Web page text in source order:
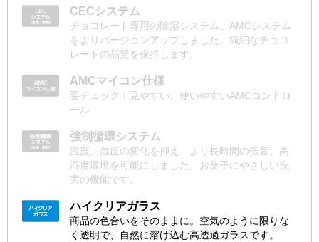
CECシステム
チョコレート専用の除湿システム。AMCシステム
をよりバージョンアップしました。繊細なチョコ
レートの品質を保持します。
AMCマイコン仕様
要チェック！見やすい、使いやすいAMCコントロ
ール
強制循環システム
温度、湿度の変化を抑え、より長時間の低音、高
湿度環境を可能にしました。お菓子にやさしい充
実の機能です。
ハイクリアガラス
商品の色合いをそのままに。空気のように限りな
く透明で、自然に溶け込む高透過ガラスです。